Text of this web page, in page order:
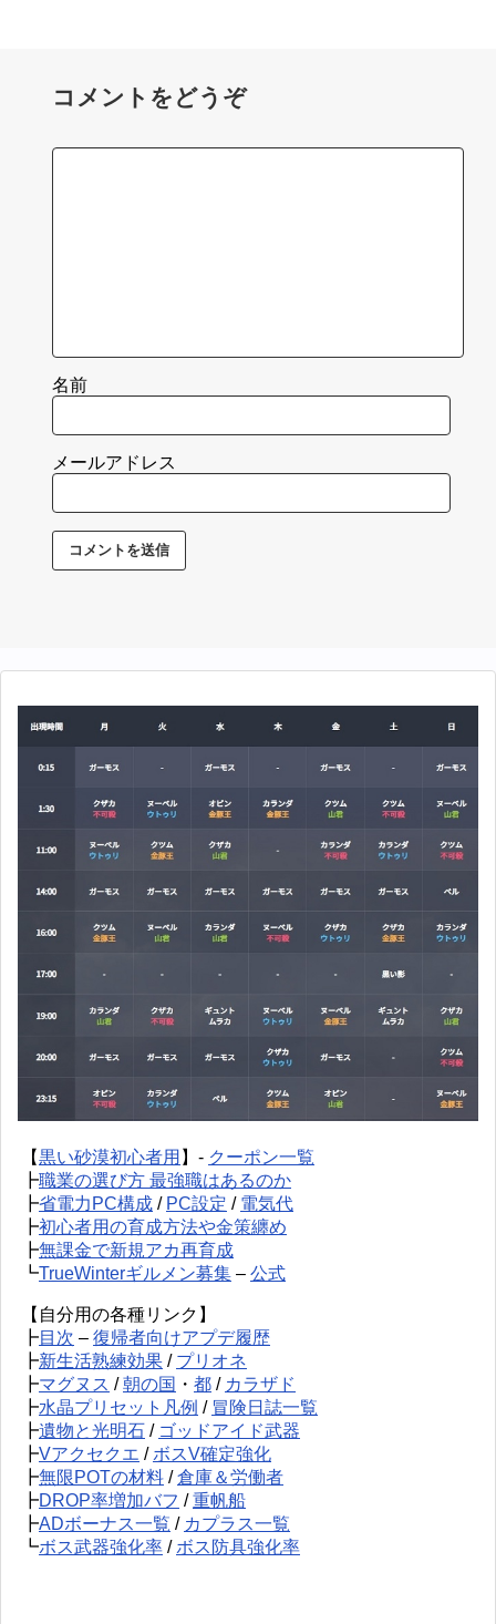
コメントをどうぞ
名前
メールアドレス
【黒い砂漠初心者用 】- クーポン一覧
┣職業の選び方 最強職はあるのか
┣省電力PC構成 / PC設定 / 電気代
┣初心者用の育成方法や金策纏め
┣無課金で新規アカ再育成
┗TrueWinterギルメン募集 – 公式
【自分用の各種リンク】
┣目次 – 復帰者向けアプデ履歴
┣新生活熟練効果 / プリオネ
┣マグヌス /朝の国 ・ 都 / カラザド
┣水晶プリセット凡例 / 冒険日誌一覧
┣遺物と光明石 / ゴッドアイド武器
┣Vアクセクエ / ボスV確定強化
┣無限POTの材料 /倉庫＆労働者
┣DROP率増加バフ /重帆船
┣ADボーナス一覧 / カプラス一覧
┗ボス武器強化率 / ボス防具強化率